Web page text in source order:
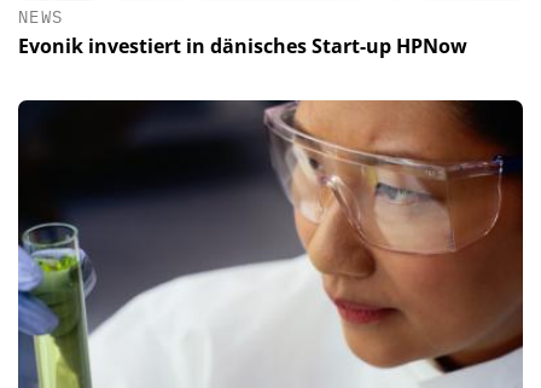
NEWS
Evonik investiert in dänisches Start-up HPNow